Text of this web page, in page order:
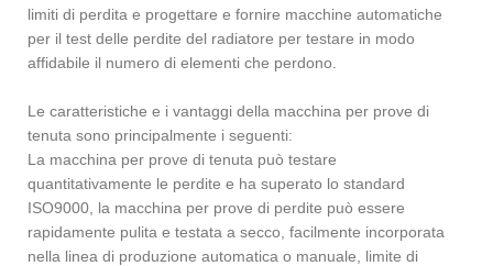
limiti di perdita e progettare e fornire macchine automatiche
per il test delle perdite del radiatore per testare in modo
affidabile il numero di elementi che perdono.
Le caratteristiche e i vantaggi della macchina per prove di
tenuta sono principalmente i seguenti:
La macchina per prove di tenuta può testare
quantitativamente le perdite e ha superato lo standard
ISO9000, la macchina per prove di perdite può essere
rapidamente pulita e testata a secco, facilmente incorporata
nella linea di produzione automatica o manuale, limite di